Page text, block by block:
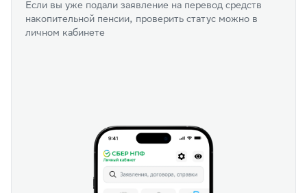
Если вы уже подали заявление на перевод средств
накопительной пенсии, проверить статус можно в
личном кабинете